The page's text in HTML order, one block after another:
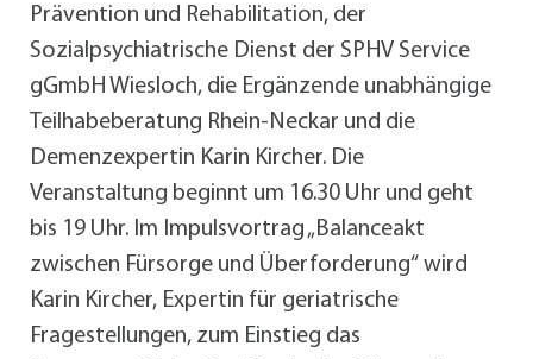
Prävention und Rehabilitation, der
Sozialpsychiatrische Dienst der SPHV Service
gGmbH Wiesloch, die Ergänzende unabhängige
Teilhabeberatung Rhein-Neckar und die
Demenzexpertin Karin Kircher. Die
Veranstaltung beginnt um 16.30 Uhr und geht
bis 19 Uhr. Im Impulsvortrag „Balanceakt
zwischen Fürsorge und Überforderung“ wird
Karin Kircher, Expertin für geriatrische
Fragestellungen, zum Einstieg das